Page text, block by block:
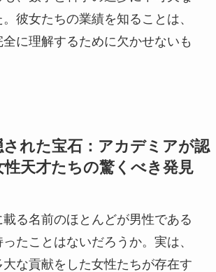
彼女たちの業績を知ることは、
に理解するために欠かせないも
された宝石：アカデミアが認
天才たちの驚くべき発見
る名前のほとんどが男性である
たことはないだろうか。実は、
な貢献をした女性たちが存在す